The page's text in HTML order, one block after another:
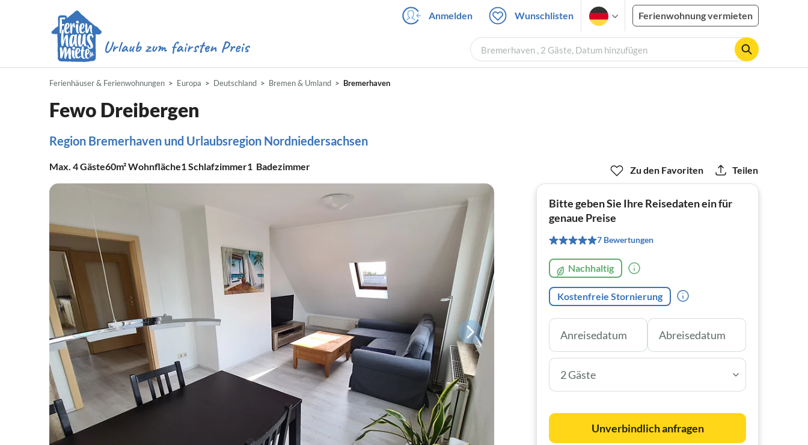
Anmelden Wunschlisten Ferienwohnung vermieten
Bremerhaven , 2 Gäste, Datum hinzufügen
Ferienhäuser & Ferienwohnungen Europa Deutschland Bremen & Umland Bremerhaven
Fewo Dreibergen
Region Bremerhaven und Urlaubsregion Nordniedersachsen
Max. 4Gäste60m²Wohnfläche1Schlafzimmer1 Badezimmer Zu den Favoriten Teilen
Bitte geben Sie Ihre Reisedaten ein für
genaue Preise
7 Bewertungen
Nachhaltig
Kostenfreie Stornierung
2 Gäste
Unverbindlich anfragen